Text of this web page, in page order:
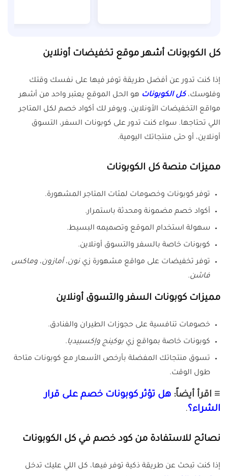
كل الكوبونات أشهر موقع تخفيضات أونلاين
إذا كنت تدور عن أفضل طريقة توفر فيها على نفسك وقتك
وفلوسك،كل الكوبونات هو الحل الموقع يعتبر واحد من أشهر
مواقع التخفيضات الأونلاين، ويوفر لك أكواد خصم لكل المتاجر
اللي تحتاجها. سواء كنت تدور على كوبونات السفر، التسوق
أونلاين، أو حتى منتجاتك اليومية.
مميزات منصة كل الكوبونات
توفر كوبونات وخصومات لمئات المتاجر المشهورة.
أكواد خصم مضمونة ومحدثة باستمرار.
سهولة استخدام الموقع وتصميمه البسيط.
كوبونات خاصة بالسفر والتسوق أونلاين.
توفر تخفيضات على مواقع مشهورة زي نون، أمازون، وماكس
فاشن.
مميزات كوبونات السفر والتسوق أونلاين
خصومات تنافسية على حجوزات الطيران والفنادق.
كوبونات خاصة بمواقع زي بوكينج وإكسبيديا.
تسوق منتجاتك المفضلة بأرخص الأسعار مع كوبونات متاحة
طول الوقت.
≡ اقرأ أيضاً: هل تؤثر كوبونات خصم على قرار
الشراء؟.
نصائح للاستفادة من كود خصم في كل الكوبونات
إذا كنت تبحث عن طريقة ذكية توفر فيها، كل اللي عليك تدخل